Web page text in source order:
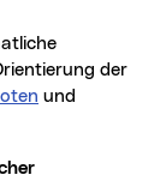
der
und